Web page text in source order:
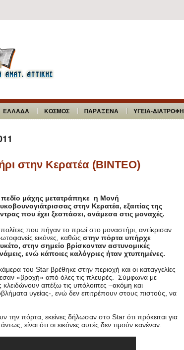
ΕΛΛΑΔΑ ΚΟΣΜΟΣ ΠΑΡΑΞΕΝΑ ΥΓΕΙΑ-ΔΙΑΤΡΟΦΗ
στην Κερατέα (BINTEO)
πεδίο μάχης μετατράπηκε η Μονή
στην Κερατέα, εξαιτίας της
που έχει ξεσπάσει, ανάμεσα στις μοναχές.
που πήγαν το πρωί στο μοναστήρι, αντίκρισαν
εικόνες, καθώς στην πόρτα υπήρχε
στην σημείο βρίσκονταν αστυνομικές
ενώ κάποιες καλόγριες ήταν χτυπημένες.
του Star βρέθηκε στην περιοχή και οι καταγγελίες
«βροχή» από όλες τις πλευρές. Σύμφωνα με
κλειδώνουν απέξω τις υπόλοιπες –ακόμη και
υγείας-, ενώ δεν επιτρέπουν στους πιστούς, να
την πόρτα, εκείνες δήλωσαν στο Star ότι πρόκειται για
είναι ότι οι εικόνες αυτές δεν τιμούν κανέναν.